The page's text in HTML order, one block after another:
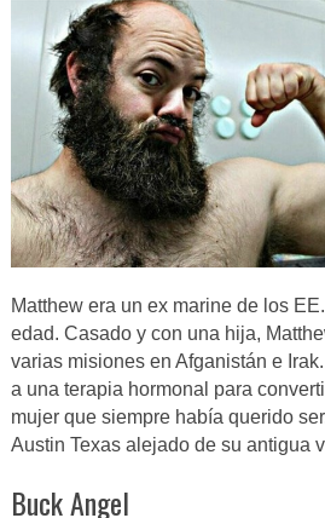
Matthew era un ex marine de los
edad. Casado y con una hija,
varias misiones en Afganistán e
a una terapia hormonal para
mujer que siempre había querido
Austin Texas alejado de su antigua
Buck Angel